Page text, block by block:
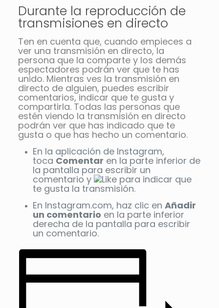
Durante la reproducción de
transmisiones en directo
Ten en cuenta que, cuando empieces a
ver una transmisión en directo, la
persona que la comparte y los demás
espectadores podrán ver que te has
unido. Mientras ves la transmisión en
directo de alguien, puedes escribir
comentarios, indicar que te gusta y
compartirla. Todas las personas que
estén viendo la transmisión en directo
podrán ver que has indicado que te
gusta o que has hecho un comentario.
En la aplicación de Instagram,
toca Comentar en la parte inferior de
la pantalla para escribir un
comentario y para indicar que
te gusta la transmisión.
En Instagram.com, haz clic en Añadir
un comentario en la parte inferior
derecha de la pantalla para escribir
un comentario.